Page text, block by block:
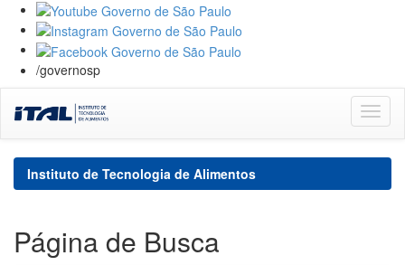
/governosp
navigation
Instituto de Tecnologia de Alimentos
Página de Busca